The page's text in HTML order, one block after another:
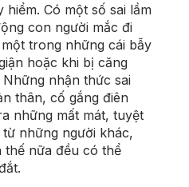
Có một số sai lầm
con người mắc đi
trong những cái bẫy
hoặc khi bị căng
nhận thức sai
thân, cố gắng điên
những mất mát, tuyệt
những người khác,
nữa đều có thể